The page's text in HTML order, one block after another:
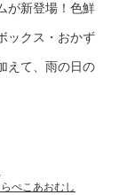
が新登場！色鮮
ックス・おかず
えて、雨の日の
,
ぺこあおむし